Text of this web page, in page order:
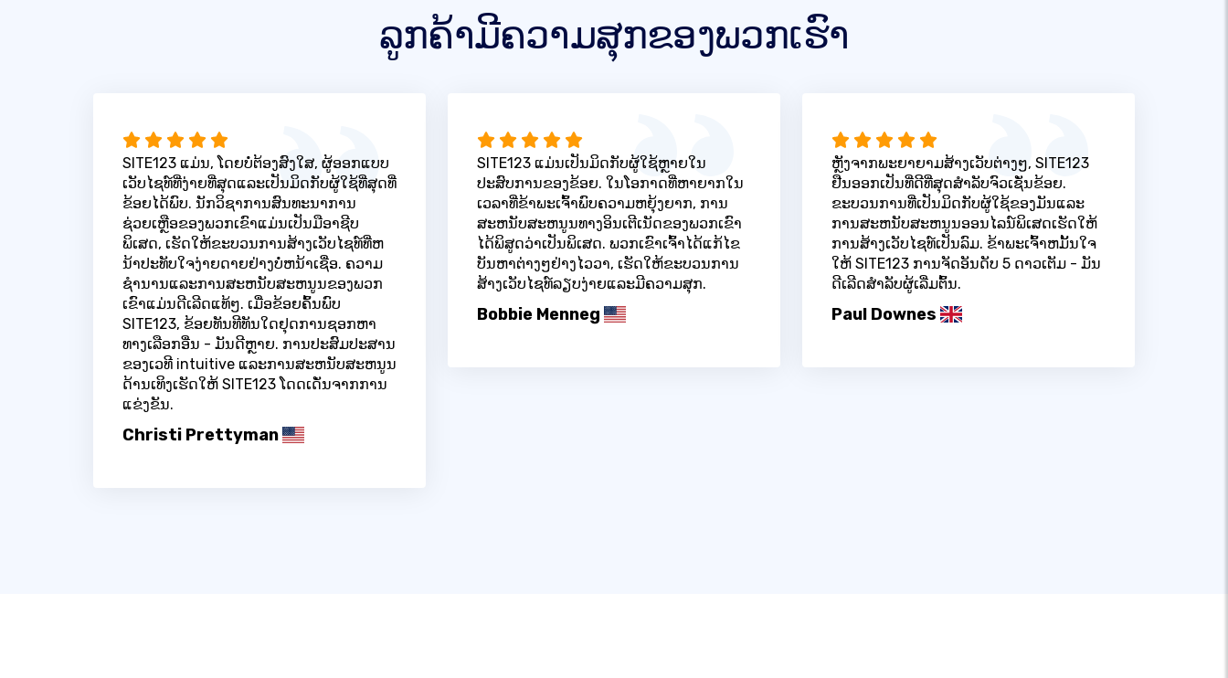
ລູກຄ້າມີຄວາມສຸກຂອງພວກເຮົາ
SITE123 ແມ່ນ, ໂດຍບໍ່ຕ້ອງສົງໃສ, ຜູ້ອອກແບບ
ເວັບໄຊທ໌ທີ່ງ່າຍທີ່ສຸດແລະເປັນມິດກັບຜູ້ໃຊ້ທີ່ສຸດທີ່
ຂ້ອຍໄດ້ພົບ. ນັກວິຊາການສົນທະນາການ
ຊ່ວຍເຫຼືອຂອງພວກເຂົາແມ່ນເປັນມືອາຊີບ
ພິເສດ, ເຮັດໃຫ້ຂະບວນການສ້າງເວັບໄຊທ໌ທີ່ຫ
ນ້າປະທັບໃຈງ່າຍດາຍຢ່າງບໍ່ຫນ້າເຊື່ອ. ຄວາມ
ຊໍານານແລະການສະຫນັບສະຫນູນຂອງພວກ
ເຂົາແມ່ນດີເລີດແທ້ໆ. ເມື່ອຂ້ອຍຄົ້ນພົບ
SITE123, ຂ້ອຍທັນທີທັນໃດຢຸດການຊອກຫາ
ທາງເລືອກອື່ນ - ມັນດີຫຼາຍ. ການປະສົມປະສານ
ຂອງເວທີ intuitive ແລະການສະຫນັບສະຫນູນ
ດ້ານເທິງເຮັດໃຫ້ SITE123 ໂດດເດັ່ນຈາກການ
ແຂ່ງຂັນ.
Christi Prettyman
SITE123 ແມ່ນເປັນມິດກັບຜູ້ໃຊ້ຫຼາຍໃນ
ປະສົບການຂອງຂ້ອຍ. ໃນໂອກາດທີ່ຫາຍາກໃນ
ເວລາທີ່ຂ້າພະເຈົ້າພົບຄວາມຫຍຸ້ງຍາກ, ການ
ສະຫນັບສະຫນູນທາງອິນເຕີເນັດຂອງພວກເຂົາ
ໄດ້ພິສູດວ່າເປັນພິເສດ. ພວກເຂົາເຈົ້າໄດ້ແກ້ໄຂ
ບັນຫາຕ່າງໆຢ່າງໄວວາ, ເຮັດໃຫ້ຂະບວນການ
ສ້າງເວັບໄຊທ໌ລຽບງ່າຍແລະມີຄວາມສຸກ.
Bobbie Menneg
ຫຼັງຈາກພະຍາຍາມສ້າງເວັບຕ່າງໆ, SITE123
ຢືນອອກເປັນທີ່ດີທີ່ສຸດສໍາລັບຈົວເຊັ່ນຂ້ອຍ.
ຂະບວນການທີ່ເປັນມິດກັບຜູ້ໃຊ້ຂອງມັນແລະ
ການສະຫນັບສະຫນູນອອນໄລນ໌ພິເສດເຮັດໃຫ້
ການສ້າງເວັບໄຊທ໌ເປັນລົມ. ຂ້າພະເຈົ້າຫມັ້ນໃຈ
ໃຫ້ SITE123 ການຈັດອັນດັບ 5 ດາວເຕັມ - ມັນ
ດີເລີດສໍາລັບຜູ້ເລີ່ມຕົ້ນ.
Paul Downes